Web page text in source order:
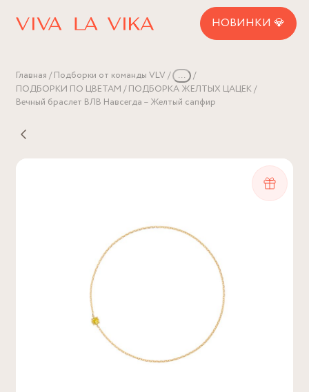
НОВИНКИ 💎
Главная Подборки от команды VLV
...
ПОДБОРКИ ПО ЦВЕТАМ
ПОДБОРКА ЖЕЛТЫХ ЦАЦЕК
Вечный браслет ВЛВ Навсегда – Желтый сапфир